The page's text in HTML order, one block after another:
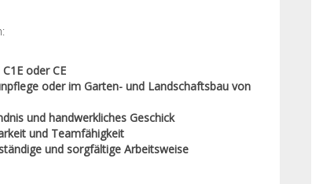
oder CE
oder im Garten- und Landschaftsbau von
und handwerkliches Geschick
und Teamfähigkeit
und sorgfältige Arbeitsweise